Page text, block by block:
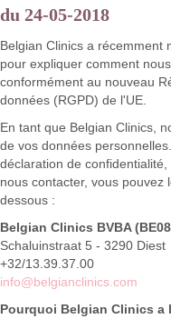
du 24-05-2018
Belgian Clinics a récemment
pour expliquer comment
conformément au nouveau
données (RGPD) de l'UE.
En tant que Belgian Clinics,
de vos données
déclaration de
nous contacter, vous pouvez
dessous :
Belgian Clinics BVBA
Schaluinstraat 5 - 3290 Diest
+32/13.39.37.00
info@belgianclinics.com
Pourquoi Belgian Clinics a